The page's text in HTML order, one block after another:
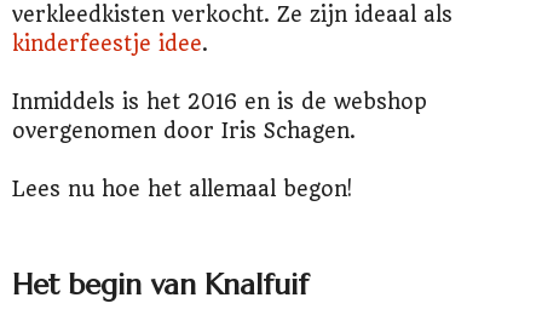
verkleedkisten verkocht. Ze zijn ideaal als
kinderfeestje idee.
Inmiddels is het 2016 en is de webshop
overgenomen door Iris Schagen.
Lees nu hoe het allemaal begon!
Het begin van Knalfuif